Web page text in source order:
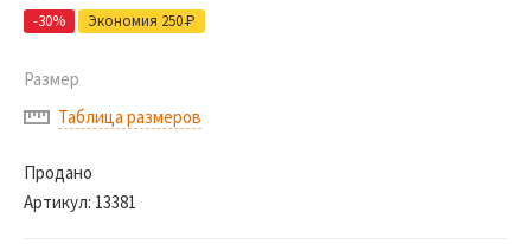
-30% Экономия 250Р
Размер
Таблица размеров
Продано
Артикул: 13381